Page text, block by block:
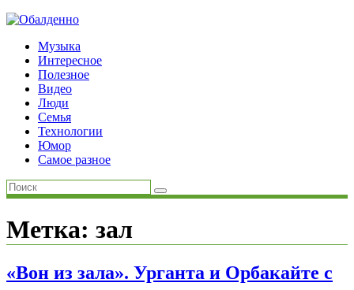
Музыка
Интересное
Полезное
Видео
Люди
Семья
Технологии
Юмор
Самое разное
Метка: зал
«Вон из зала». Урганта и Орбакайте с